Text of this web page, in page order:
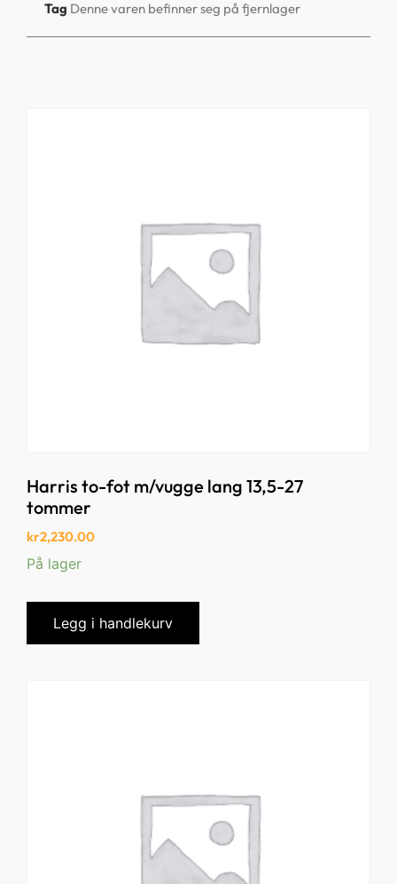
Tag Denne varen befinner seg på fjernlager
Harris to-fot m/vugge lang 13,5-27
tommer
kr2,230.00
På lager
Legg i handlekurv